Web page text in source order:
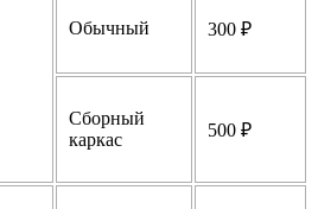
Обычный 300 ₽
Сборный
каркас
500 ₽